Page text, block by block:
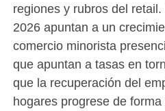
regiones y rubros del
2026 apuntan a un
comercio minorista
que apuntan a tasas en
que la recuperación del
hogares progrese de